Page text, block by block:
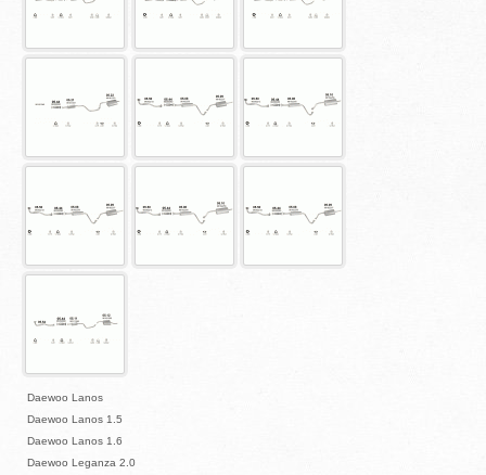
Daewoo Lanos
Daewoo Lanos 1.5
Daewoo Lanos 1.6
Daewoo Leganza 2.0